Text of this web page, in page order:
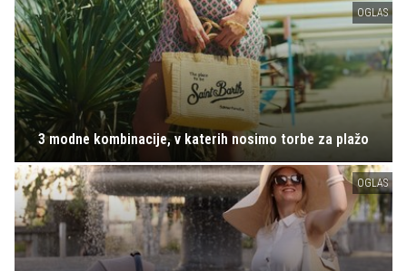
OGLAS
3 modne kombinacije, v katerih nosimo torbe za plažo
OGLAS